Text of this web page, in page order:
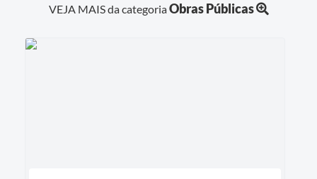
VEJA MAIS da categoriaObras Públicas